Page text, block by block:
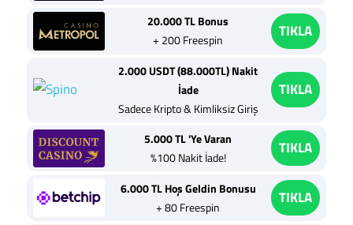
20.000 TL Bonus
+ 200 Freespin
TIKLA
2.000 USDT (88.000TL) Nakit
İade
Sadece Kripto & Kimliksiz Giriş
TIKLA
5.000 TL 'Ye Varan
%100 Nakit İade!
TIKLA
6.000 TL Hoş Geldin Bonusu
+ 80 Freespin
TIKLA